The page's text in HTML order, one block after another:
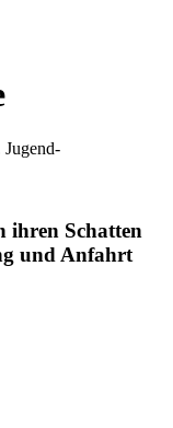
Jugend-
ihren Schatten
und Anfahrt